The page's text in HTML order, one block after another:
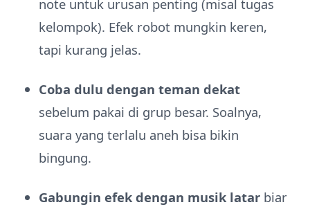
note untuk urusan penting (misal tugas
kelompok). Efek robot mungkin keren,
tapi kurang jelas.
Coba dulu dengan teman dekat
sebelum pakai di grup besar. Soalnya,
suara yang terlalu aneh bisa bikin
bingung.
Gabungin efek dengan musik latar biar